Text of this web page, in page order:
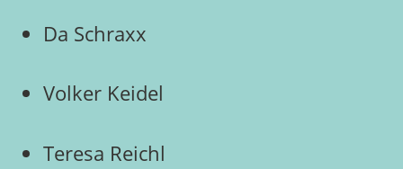
Da Schraxx
Volker Keidel
Teresa Reichl